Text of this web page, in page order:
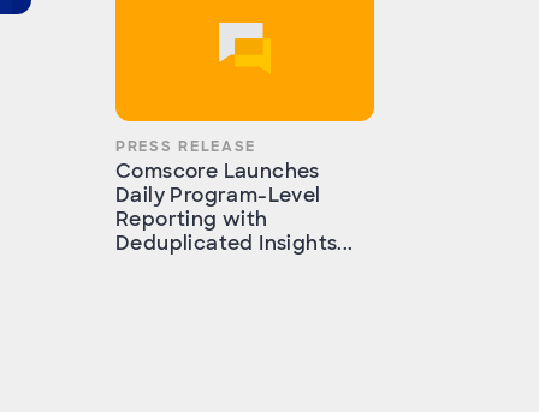
PRESS RELEASE
Comscore Launches
Daily Program-Level
Reporting with
Deduplicated Insights...